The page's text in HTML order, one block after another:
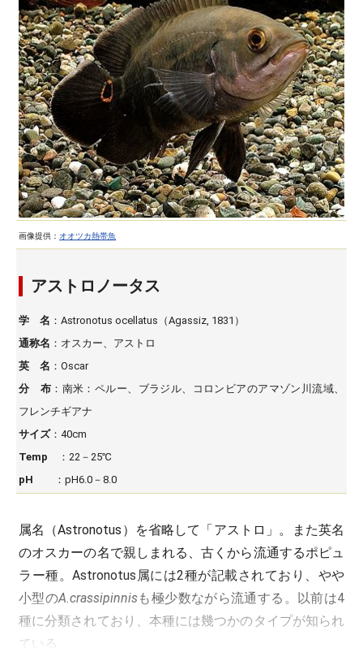
画像提供： オオツカ熱帯魚
アストロノータス
学 名 ：Astronotus ocellatus（Agassiz, 1831）
通称名 ：オスカー、アストロ
英 名 ：Oscar
分 布 ：南米：ペルー、ブラジル、コロンビアのアマゾン川流域、
フレンチギアナ
サイズ：40cm
Temp ：22－25℃
pH
：pH6.0－8.0
属名（Astronotus）を省略して「アストロ」。また英名
のオスカーの名で親しまれる、古くから流通するポピュ
ラー種。Astronotus属には2種が記載されており、やや
小型のA.crassipinnisも極少数ながら流通する。以前は4
種に分類されており、本種には幾つかのタイプが知られ
ている